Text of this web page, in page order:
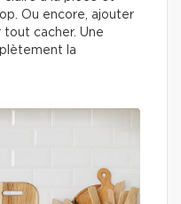
Ou encore, ajouter
cacher. Une
la